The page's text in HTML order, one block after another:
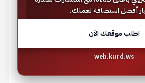
أفضل استضافة لعملك.
اطلب موقعك الآن
web.kurd.ws